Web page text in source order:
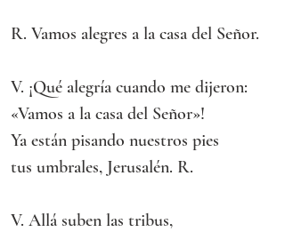
R. Vamos alegres a la casa del Señor.
V. ¡Qué alegría cuando me dijeron:
«Vamos a la casa del Señor»!
Ya están pisando nuestros pies
tus umbrales, Jerusalén. R.
V. Allá suben las tribus,